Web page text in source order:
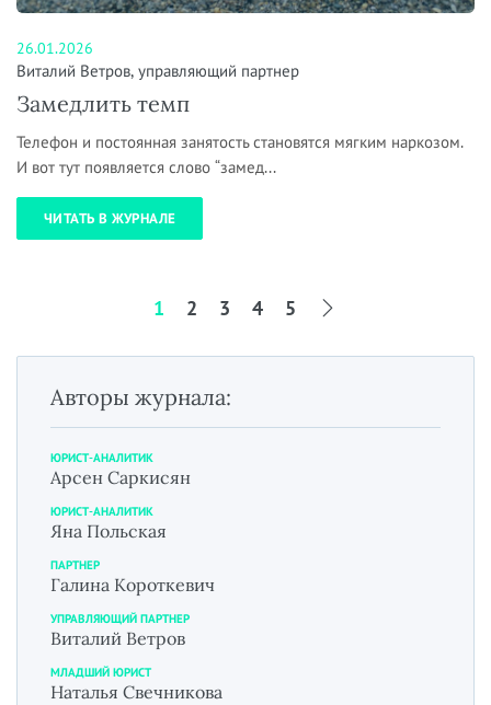
26.01.2026
Виталий Ветров, управляющий партнер
Замедлить темп
Телефон и постоянная занятость становятся мягким наркозом.
И вот тут появляется слово “замед...
ЧИТАТЬ В ЖУРНАЛЕ
1 2 3 4 5
Авторы журнала:
ЮРИСТ-АНАЛИТИК
Арсен Саркисян
ЮРИСТ-АНАЛИТИК
Яна Польская
ПАРТНЕР
Галина Короткевич
УПРАВЛЯЮЩИЙ ПАРТНЕР
Виталий Ветров
МЛАДШИЙ ЮРИСТ
Наталья Свечникова